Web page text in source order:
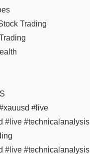
Trading
#live
#live #technicalanalysis
#live #technicalanalysis